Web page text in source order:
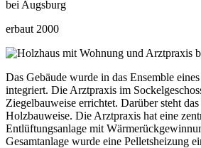
bei Augsburg
erbaut 2000
Das Gebäude wurde in das Ensemble
integriert. Die Arztpraxis im
Ziegelbauweise errichtet. Darüber steht
Holzbauweise. Die Arztpraxis hat eine
Entlüftungsanlage mit
Gesamtanlage wurde eine Pelletsheizung